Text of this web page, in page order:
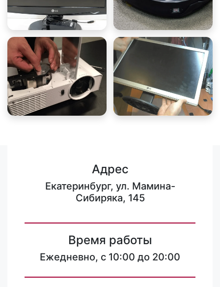
Адрес
Екатеринбург, ул. Мамина-
Сибиряка, 145
Время работы
Ежедневно, с 10:00 до 20:00